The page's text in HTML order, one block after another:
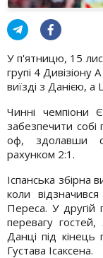
У п'ятницю, 15
групі 4 Дивізіону
виїзді з Данією,
Чинні чемпіони
забезпечити собі
оф, здолавши
рахунком 2:1.
Іспанська збірна
коли
Переса. У другій
перевагу
Данці під кінець
Густава Ісаксена.